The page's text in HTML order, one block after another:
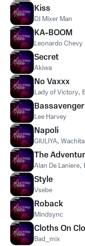
Kiss
DJ Mixer Man
KA-BOOM
Leonardo Chevy
Secret
Akiwa
No Vaxxx
Lady of Victory,
Bassavenger
Lee Harvey
Napoli
GIULIYA,
The
Alan De Laniere,
Style
Vsebe
Roback
Mindsync
Cloths On
Bad_mix